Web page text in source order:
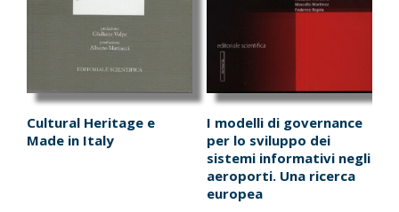
Cultural Heritage e
Made in Italy
I modelli di governance
per lo sviluppo dei
sistemi informativi negli
aeroporti. Una ricerca
europea